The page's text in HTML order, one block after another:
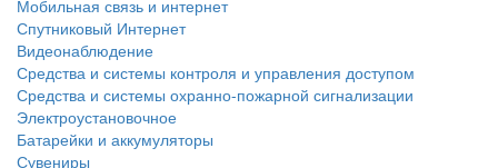
Мобильная связь и интернет
Спутниковый Интернет
Видеонаблюдение
Средства и системы контроля и управления доступом
Средства и системы охранно-пожарной сигнализации
Электроустановочное
Батарейки и аккумуляторы
Сувениры